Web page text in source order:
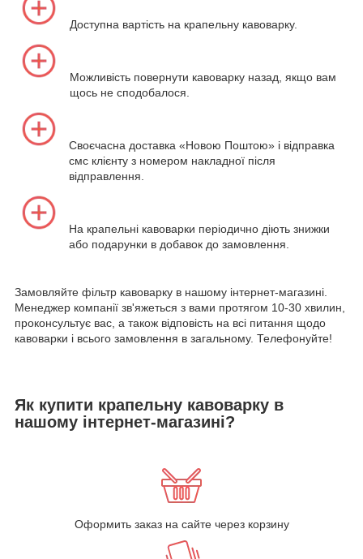
Доступна вартість на крапельну кавоварку.
Можливість повернути кавоварку назад, якщо вам
щось не сподобалося.
Своєчасна доставка «Новою Поштою» і відправка
смс клієнту з номером накладної після
відправлення.
На крапельні кавоварки періодично діють знижки
або подарунки в добавок до замовлення.
Замовляйте фільтр кавоварку в нашому інтернет-магазині.
Менеджер компанії зв'яжеться з вами протягом 10-30 хвилин,
проконсультує вас, а також відповість на всі питання щодо
кавоварки і всього замовлення в загальному. Телефонуйте!
Як купити крапельну кавоварку в
нашому інтернет-магазині?
Оформить заказ на сайте через корзину